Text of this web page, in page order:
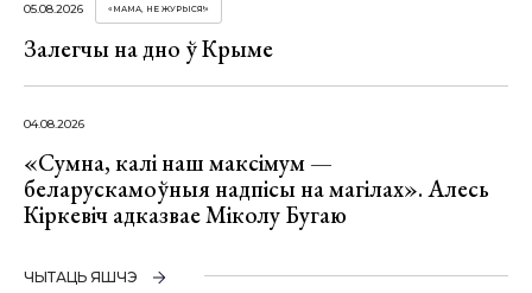
05.08.2026 «МАМА, НЕ ЖУРЫСЯ!»
Залегчы на дно ў Крыме
04.08.2026
«Сумна, калі наш максімум —
беларускамоўныя надпісы на магілах». Алесь
Кіркевіч адказвае Міколу Бугаю
ЧЫТАЦЬ ЯШЧЭ